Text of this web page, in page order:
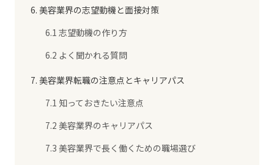
6. 美容業界の志望動機と面接対策
6.1 志望動機の作り方
6.2 よく聞かれる質問
7. 美容業界転職の注意点とキャリアパス
7.1 知っておきたい注意点
7.2 美容業界のキャリアパス
7.3 美容業界で長く働くための職場選び